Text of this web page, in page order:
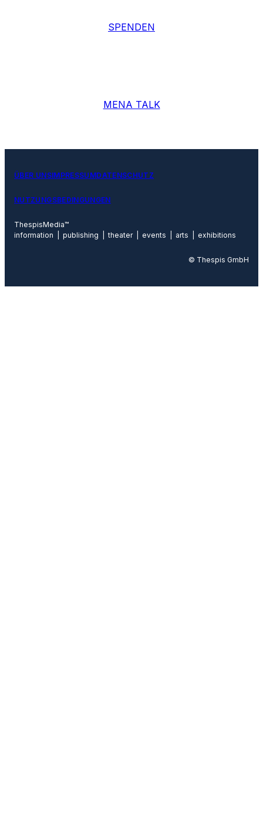
SPENDEN
MENA TALK
ÜBER UNSIMPRESSUMDATENSCHUTZ
NUTZUNGSBEDINGUNGEN
ThespisMedia™
information | publishing | theater | events | arts | exhibitions
© Thespis GmbH